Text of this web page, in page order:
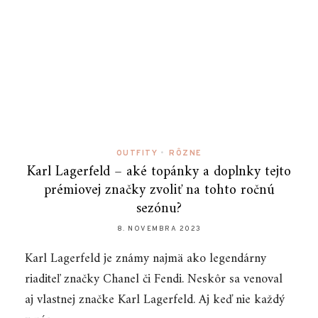
OUTFITY • RÔZNE
Karl Lagerfeld – aké topánky a doplnky tejto
prémiovej značky zvoliť na tohto ročnú
sezónu?
8. NOVEMBRA 2023
Karl Lagerfeld je známy najmä ako legendárny
riaditeľ značky Chanel či Fendi. Neskôr sa venoval
aj vlastnej značke Karl Lagerfeld. Aj keď nie každý